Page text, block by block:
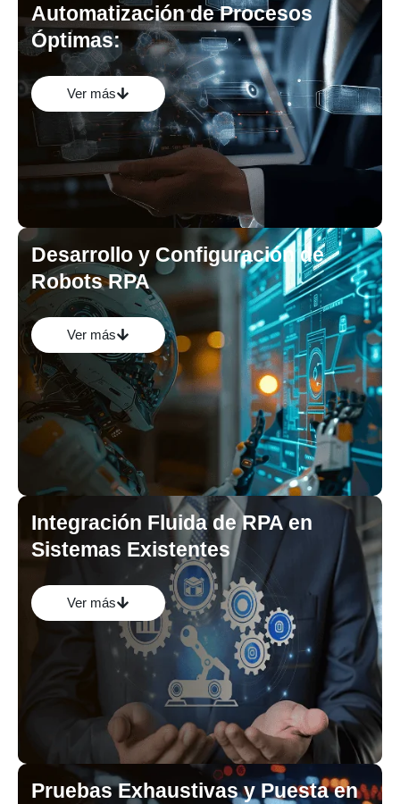
Automatización de Procesos
Óptimas:
Te asesoramos en la elección entre las principales
plataformas de RPA para empresas (ej. UiPath,
Automation Anywhere, Blue Prism, Power Automate),
según tus requerimientos y presupuesto.
Ver más
Desarrollo y Configuración de
Robots RPA
Nuestro equipo diseña y programa los robots de software
para ejecutar las tareas definidas de manera precisa y
eficiente.Ver más
Integración Fluida de RPA en
Sistemas Existentes
Aseguramos que los robots RPA interactúen sin
problemas con tus aplicaciones actuales (ERPs, CRMs,
sistemas legados, hojas de cálculo, etc.).
Ver más
Pruebas Exhaustivas y Puesta en